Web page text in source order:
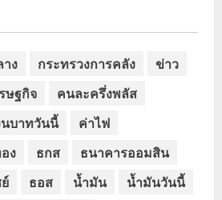
ง กระทรวงการคลัง
ข่าว
ษฐกิจ
คนละครึ่งพลัส
นบาทวันนี้
ค่าไฟ
ง ธกส
ธนาคารออมสิน
ธอส น้ำมัน
น้ำมันวันนี้